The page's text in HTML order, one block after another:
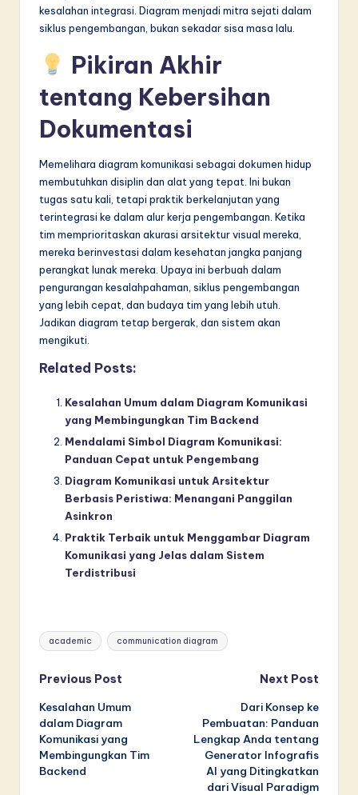
kesalahan integrasi. Diagram menjadi mitra sejati dalam
siklus pengembangan, bukan sekadar sisa masa lalu.
Pikiran Akhir
tentang Kebersihan
Dokumentasi
Memelihara diagram komunikasi sebagai dokumen hidup
membutuhkan disiplin dan alat yang tepat. Ini bukan
tugas satu kali, tetapi praktik berkelanjutan yang
terintegrasi ke dalam alur kerja pengembangan. Ketika
tim memprioritaskan akurasi arsitektur visual mereka,
mereka berinvestasi dalam kesehatan jangka panjang
perangkat lunak mereka. Upaya ini berbuah dalam
pengurangan kesalahpahaman, siklus pengembangan
yang lebih cepat, dan budaya tim yang lebih utuh.
Jadikan diagram tetap bergerak, dan sistem akan
mengikuti.
Related Posts:
Kesalahan Umum dalam Diagram Komunikasi
yang Membingungkan Tim Backend
Mendalami Simbol Diagram Komunikasi:
Panduan Cepat untuk Pengembang
Diagram Komunikasi untuk Arsitektur
Berbasis Peristiwa: Menangani Panggilan
Asinkron
Praktik Terbaik untuk Menggambar Diagram
Komunikasi yang Jelas dalam Sistem
Terdistribusi
Tags:
academic communication diagram
Post
navigation
Previous Post
Kesalahan Umum
dalam Diagram
Komunikasi yang
Membingungkan Tim
Backend
Next Post
Dari Konsep ke
Pembuatan: Panduan
Lengkap Anda tentang
Generator Infografis
AI yang Ditingkatkan
dari Visual Paradigm